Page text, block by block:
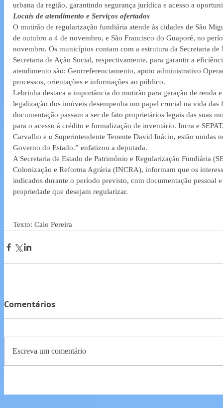
urbana da região, garantindo segurança jurídica e acesso a
Locais de atendimento e Serviços ofertados
O mutirão de regularização fundiária atende às cidades de São
de outubro a 4 de novembro, e São Francisco do Guaporé, no
novembro. Os municípios contam com a estrutura da Secretaria
Secretaria de Ação Social, respectivamente, para garantir a
atendimento são: Georreferenciamento, apoio administrativo
processos, orientações e informações ao público.
Lebrinha destaca a importância do mutirão para geração de renda
legalização dos imóveis desempenha um papel crucial na vida
documentação passam a ser de fato proprietários legais das suas
para o acesso à crédito e formalização de inventário. Incra e
Carvalho e o Superintendente Tenente David Inácio, estão unidas
Governo do Estado.” enfatizou a deputada.
A Secretaria de Estado de Patrimônio e Regularização Fundiária
Colonização e Reforma Agrária (INCRA), informam que os
indicados durante o período previsto, com documentação pessoal
propriedade que desejam regularizar.
Texto: Caio Pereira
Comentários
Escreva um comentário